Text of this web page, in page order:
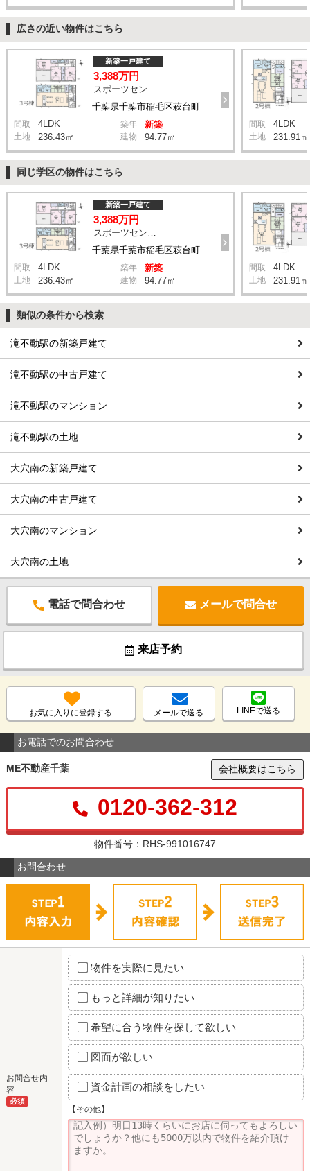
広さの近い物件はこちら
千葉県千葉市稲毛区萩台町
新築一戸建て
3,388万円
スポーツセンター駅 徒歩11分
間取 4LDK 築年 新築
土地 236.43㎡ 建物 94.77㎡
間取 4LDK
土地 231.91㎡
同じ学区の物件はこちら
千葉県千葉市稲毛区萩台町
新築一戸建て
3,388万円
間取 4LDK 築年 新築
土地 236.43㎡ 建物 94.77㎡
間取 4LDK
土地 231.91㎡
類似の条件から検索
滝不動駅の新築戸建て
滝不動駅の中古戸建て
滝不動駅のマンション
滝不動駅の土地
大穴南の新築戸建て
大穴南の中古戸建て
大穴南のマンション
大穴南の土地
電話で問合わせ メールで問合せ
来店予約
お気に入りに登録する メールで送る LINEで送る
お電話でのお問合わせ
ME不動産千葉 会社概要はこちら
0120-362-312
物件番号：RHS-991016747
お問合わせ
お問合せ内
容
必須
物件を実際に見たい
もっと詳細が知りたい
希望に合う物件を探して欲しい
図面が欲しい
資金計画の相談をしたい
【その他】